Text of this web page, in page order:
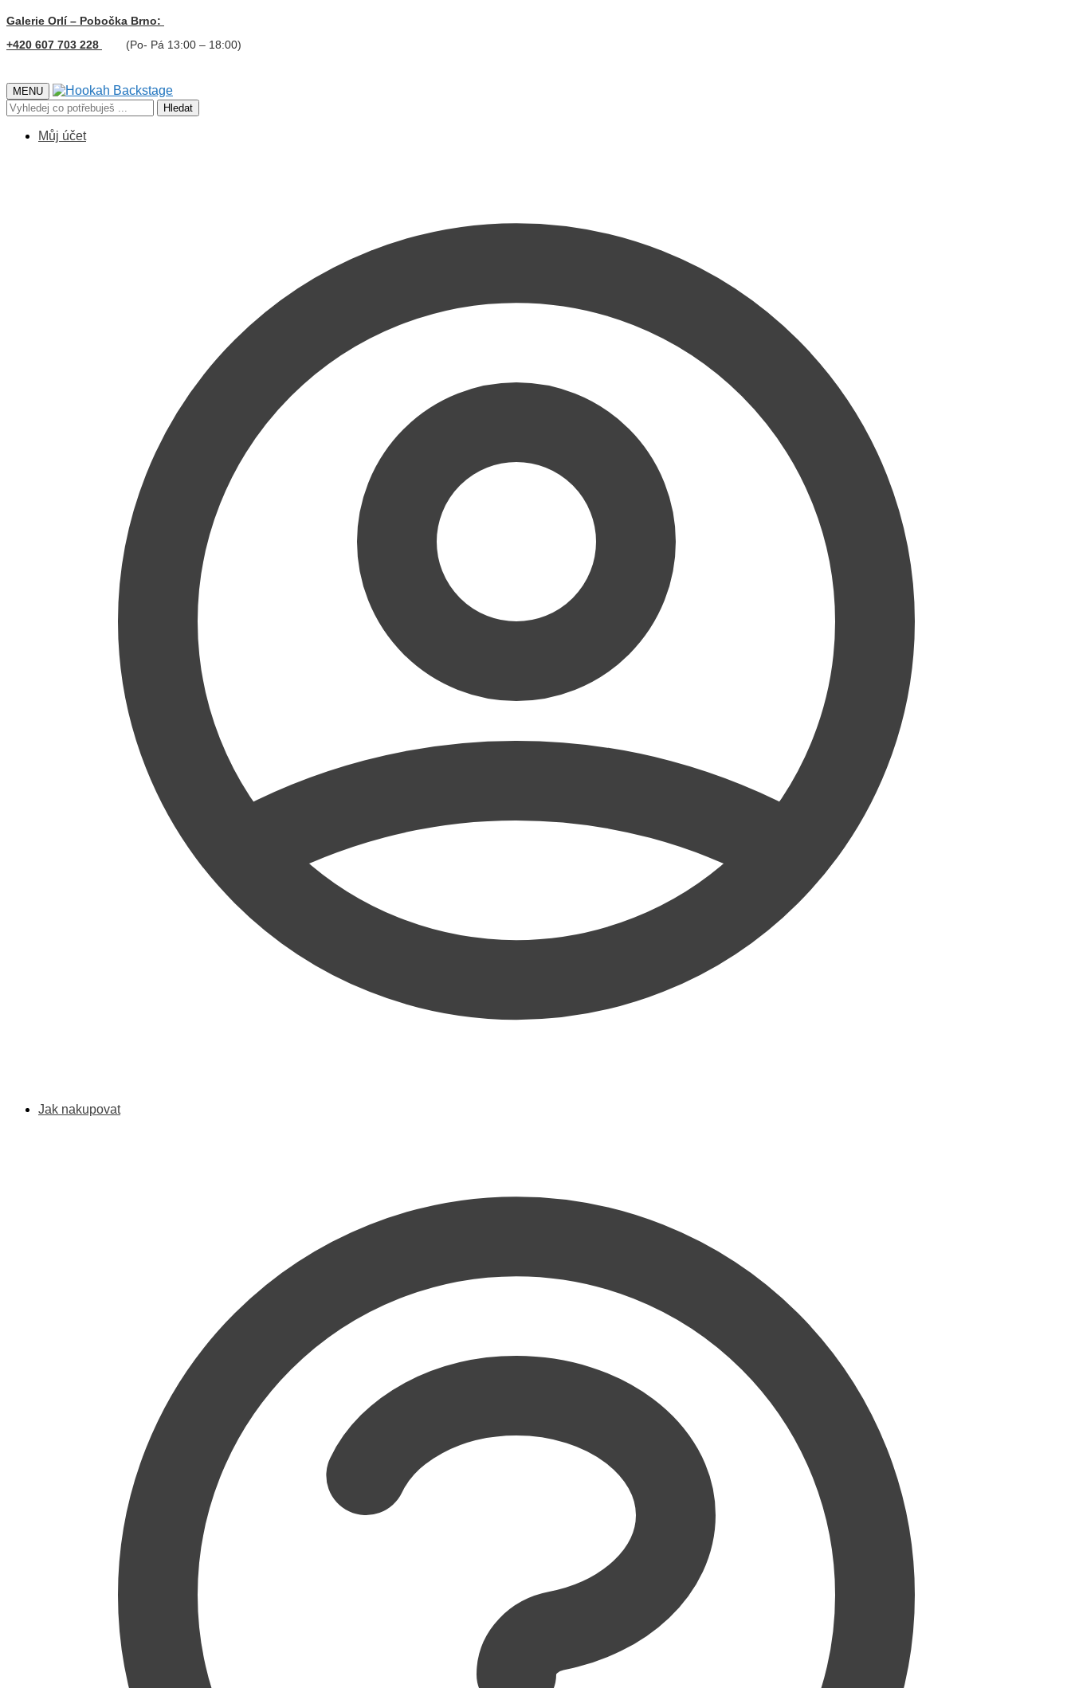
Galerie Orlí – Pobočka Brno:
+420 607 703 228
(Po- Pá 13:00 – 18:00)
MENU
Hledat: Hledat
Můj účet
Jak nakupovat